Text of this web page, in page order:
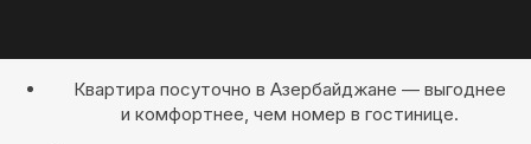
Квартира посуточно в Азербайджане — выгоднее
и комфортнее, чем номер в гостинице.